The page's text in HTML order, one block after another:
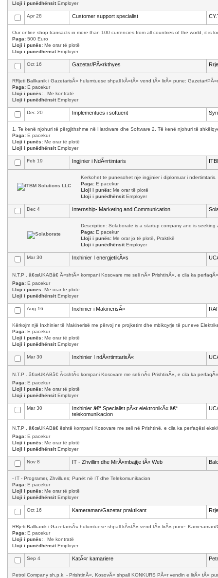
Lloji i punëdhënsitEmployer
Apr 28 Customer support specialist
Our online shop transacts in more than 100 currencies from all countries of the world, it is
Paga: 500 Euro
Lloji i punës: Me orar të plotë
Lloji i punëdhënsitEmployer
Oct 16 Gazetar/PÃ«rkthyes
RRjeti Ballkanik i GazetarisÃ« hulumtuese shpall kÃ«tÃ« vend tÃ« lirÃ« pune: Gazetar/
Paga: E pacekur
Lloji i punës: , Me kontratë
Lloji i punëdhënsitEmployer
Dec 20 Implementues i softuerit
1. Te kenë njohuri të përgjithshme në Hardware dhe Software 2. Të kenë njohuri të
Paga: E pacekur
Lloji i punës: Me orar të plotë
Lloji i punëdhënsitEmployer
Feb 19 Ingjinier i NdÃ«rtimtaris
Kerkohet te punesohet nje ingjinier i diplomuar i ndertimtaris.
Paga: E pacekur
Lloji i punës: Me orar të plotë
Lloji i punëdhënsitEmployer
Dec 4 Internship- Marketing and Communication
Description: Solaborate is a startup company and is
Paga: E pacekur
Lloji i punës: Me orar jo të plotë, Praktikë
Lloji i punëdhënsitEmployer
Mar 30 Inxhinier I energjetikÃ«s
N.T.P . â€œUKABâ€ Ã«shtÃ« kompani Kosovare me seli nÃ« PrishtinÃ«, e cila ka
Paga: E pacekur
Lloji i punës: Me orar të plotë
Lloji i punëdhënsitEmployer
Aug 16 Inxhinier i MakinerisÃ«
Kërkojm një Inxhinier të Makinerisë me përvoj ne projketim dhe mbikqyrje të puneve
Paga: E pacekur
Lloji i punës: Me orar të plotë
Lloji i punëdhënsitEmployer
Mar 30 Inxhinier I ndÃ«rtimtarisÃ«
N.T.P . â€œUKABâ€ Ã«shtÃ« kompani Kosovare me seli nÃ« PrishtinÃ«, e cila ka
Paga: E pacekur
Lloji i punës: Me orar të plotë
Lloji i punëdhënsitEmployer
Mar 30
Inxhinier â€“ Specialist pÃ«r elektronikÃ« â€“
telekomunikacion
N.T.P . â€œUKABâ€ është kompani Kosovare me seli në Prishtinë, e cila ka perfaqësi
Paga: E pacekur
Lloji i punës: Me orar të plotë
Lloji i punëdhënsitEmployer
Nov 8 IT - Zhvillim dhe MirÃ«mbajtje tÃ« Web
- IT - Programer, Zhvillues; Punët në IT dhe Telekomunikacion
Paga: E pacekur
Lloji i punës: Me orar të plotë
Lloji i punëdhënsitEmployer
Oct 16 Kameraman/Gazetar praktikant
RRjeti Ballkanik i GazetarisÃ« hulumtuese shpall kÃ«tÃ« vend tÃ« lirÃ« pune:
Paga: E pacekur
Lloji i punës: , Me kontratë
Lloji i punëdhënsitEmployer
Sep 4 KatÃ«r kamariere
Petrol Company sh.p.k. - PrishtinÃ«, KosovÃ« shpall KONKURS PÃ«r vendin e lirÃ« tÃ«